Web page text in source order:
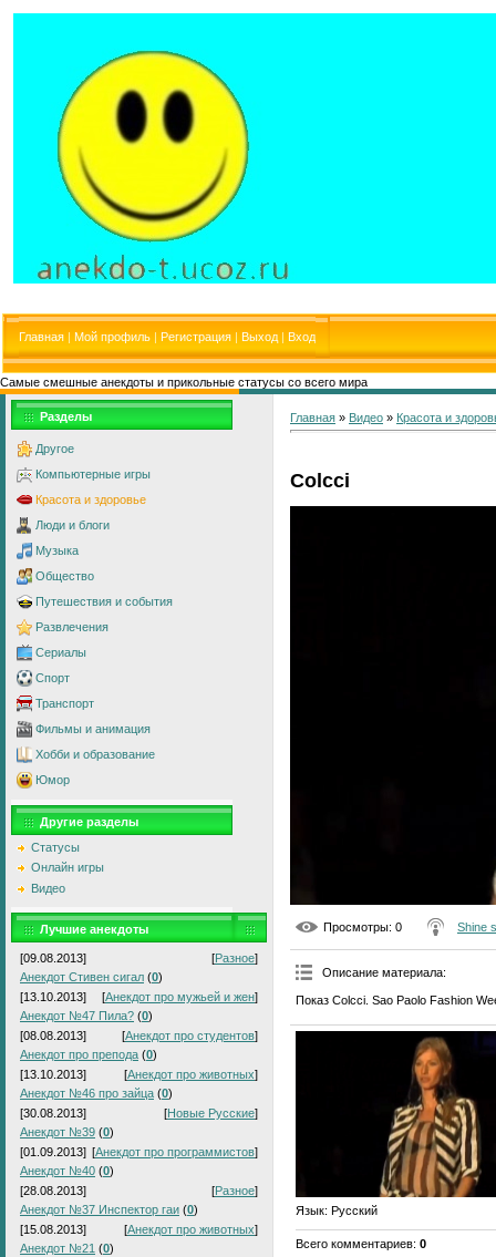
Главная | Мой профиль | Регистрация | Выход | Вход
Самые смешные анекдоты и прикольные статусы со всего мира
Разделы
Другое
Компьютерные игры
Красота и здоровье
Люди и блоги
Музыка
Общество
Путешествия и события
Развлечения
Сериалы
Спорт
Транспорт
Фильмы и анимация
Хобби и образование
Юмор
Другие разделы
Статусы
Онлайн игры
Видео
Лучшие анекдоты
[09.08.2013] [Разное]
Анекдот Стивен сигал (0)
[13.10.2013]
[Анекдот про мужьей и жен]
Анекдот №47 Пила? (0)
[08.08.2013]
[Анекдот про студентов]
Анекдот про препода (0)
[13.10.2013]
[Анекдот про животных]
Анекдот №46 про зайца (0)
[30.08.2013]
[Новые Русские]
Анекдот №39 (0)
[01.09.2013] [Анекдот про программистов]
Анекдот №40 (0)
[28.08.2013]
[Разное]
Анекдот №37 Инспектор гаи (0)
[15.08.2013]
[Анекдот про животных]
Анекдот №21 (0)
Главная » Видео » Красота и
Colcci
Просмотры: 0 Shine
Описание материала:
Показ Colcci. Sao Paolo Fashion
Язык: Русский
Всего комментариев: 0